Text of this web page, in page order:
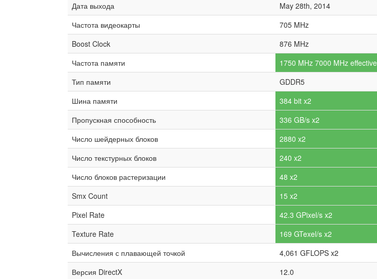
Дата выхода
May 28th, 2014
Частота видеокарты
705 MHz
Boost Clock
876 MHz
Частота памяти
1750 MHz 7000 MHz effective
Тип памяти
GDDR5
Шина памяти
384 bit x2
Пропускная способность
336 GB/s x2
Число шейдерных блоков
2880 x2
Число текстурных блоков
240 x2
Число блоков растеризации
48 x2
Smx Count
15 x2
Pixel Rate
42.3 GPixel/s x2
Texture Rate
169 GTexel/s x2
Вычисления с плавающей точкой
4,061 GFLOPS x2
Версия DirectX
12.0